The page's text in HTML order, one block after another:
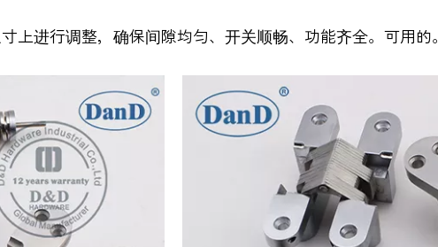
上进行调整，确保间隙均匀、开关顺畅、功能齐全。可用的。